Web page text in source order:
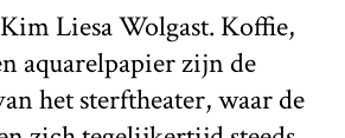
Liesa Wolgast. Koffie,
aquarelpapier zijn de
het sterftheater, waar de